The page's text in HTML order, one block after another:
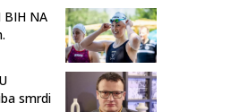
BIH NA
smrdi